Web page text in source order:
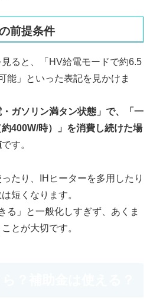
前提条件
ると、「HV給電モードで約6.5
能」といった表記を見かけま
・ガソリン満タン状態」で、「一
400W/時）」を消費し続けた場
です。
たり、IHヒーターを多用したり
短くなります。
る」と一般化しすぎず、あくま
とが大切です。